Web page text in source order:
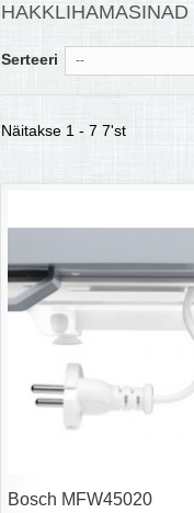
HAKKLIHAMASINAD
Serteeri --
Näitakse 1 - 7 7'st
Bosch MFW45020